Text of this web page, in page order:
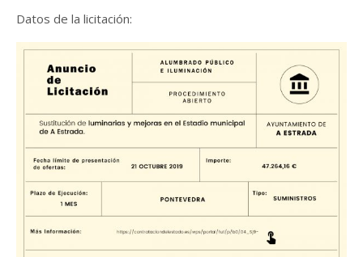
Datos de la licitación: